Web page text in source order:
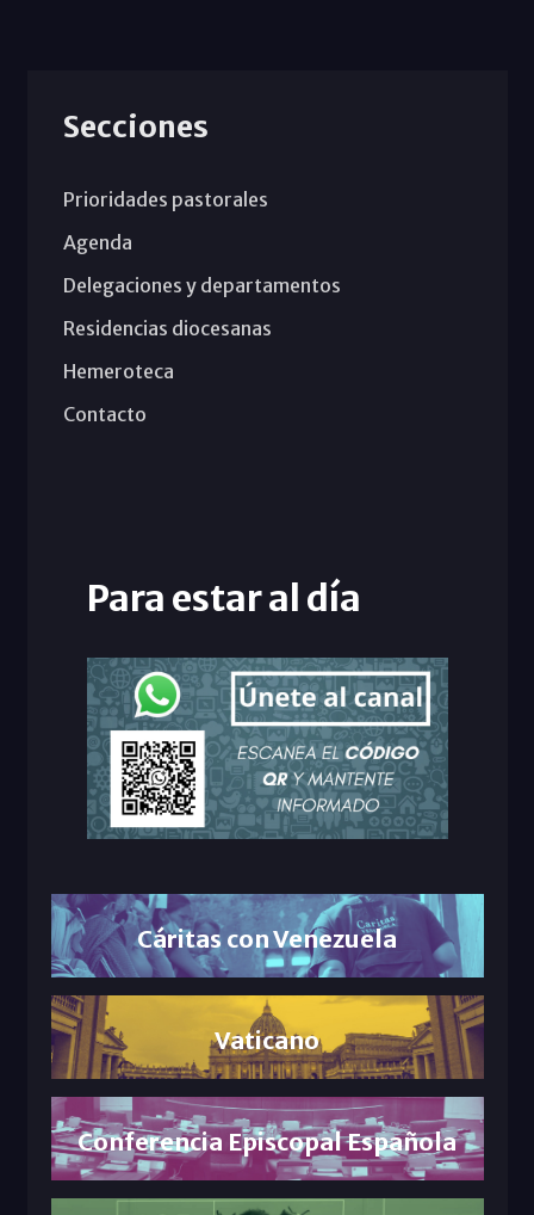
Secciones
Prioridades pastorales
Agenda
Delegaciones y departamentos
Residencias diocesanas
Hemeroteca
Contacto
Para estar al día
Cáritas con Venezuela
Vaticano
Conferencia Episcopal Española